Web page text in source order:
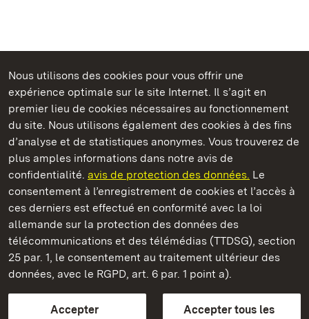
Nous utilisons des cookies pour vous offrir une
expérience optimale sur le site Internet. Il s’agit en
premier lieu de cookies nécessaires au fonctionnement
du site. Nous utilisons également des cookies à des fins
d’analyse et de statistiques anonymes. Vous trouverez de
plus amples informations dans notre avis de
confidentialité. avis de protection des données. Le
consentement à l’enregistrement de cookies et l’accès à
ces derniers est effectué en conformité avec la loi
allemande sur la protection des données des
télécommunications et des télémédias (TTDSG), section
25 par. 1, le consentement au traitement ultérieur des
données, avec le RGPD, art. 6 par. 1 point a).
Accepter
Accepter tous les
Châteaux et jardins publics du Bade-Wurtemberg
Château de Bruchsal
Châteaux et jardins publics du Bade-Wurtemberg
Contact et informationsFAQ et réponsesMentions légales
Protection des données
Explications sur l’accessibilité
BITV-konform (geprüfte Seiten)